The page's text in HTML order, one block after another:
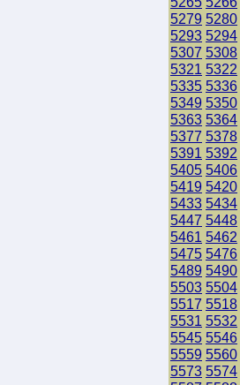
5279 5280
5293 5294
5307 5308
5321 5322
5335 5336
5349 5350
5363 5364
5377 5378
5391 5392
5405 5406
5419 5420
5433 5434
5447 5448
5461 5462
5475 5476
5489 5490
5503 5504
5517 5518
5531 5532
5545 5546
5559 5560
5573 5574